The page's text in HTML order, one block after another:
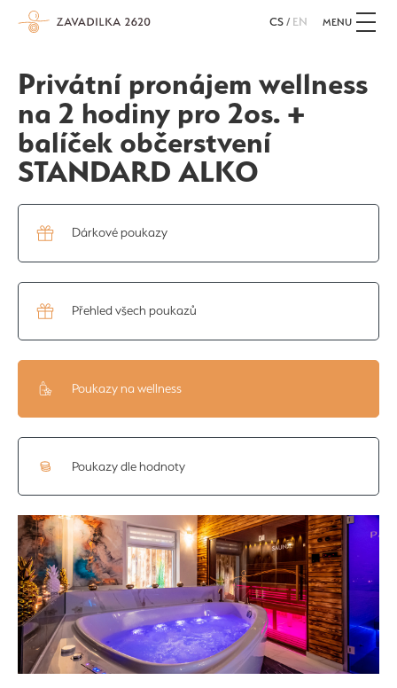
CS/ EN MENU
Dárkové poukazy
Přehled všech poukazů
Poukazy na wellness
Poukazy dle hodnoty
Privátní pronájem wellness
na 2 hodiny pro 2os. +
balíček občerstvení
STANDARD ALKO